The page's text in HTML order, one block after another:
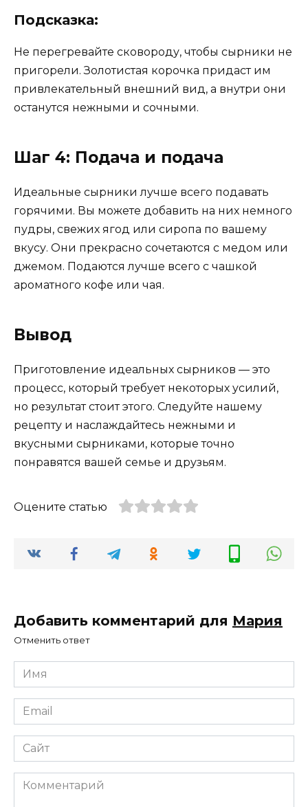
Подсказка:
Не перегревайте сковороду, чтобы сырники не
пригорели. Золотистая корочка придаст им
привлекательный внешний вид, а внутри они
останутся нежными и сочными.
Шаг 4: Подача и подача
Идеальные сырники лучше всего подавать
горячими. Вы можете добавить на них немного
пудры, свежих ягод или сиропа по вашему
вкусу. Они прекрасно сочетаются с медом или
джемом. Подаются лучше всего с чашкой
ароматного кофе или чая.
Вывод
Приготовление идеальных сырников — это
процесс, который требует некоторых усилий,
но результат стоит этого. Следуйте нашему
рецепту и наслаждайтесь нежными и
вкусными сырниками, которые точно
понравятся вашей семье и друзьям.
Оцените статью
Добавить комментарий для Мария
Отменить ответ
Имя
*
Email
*
Сайт
Комментарий